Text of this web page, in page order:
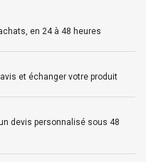
5.2
C, HDMI
bureautique avancé
en 24 à 48 heures
et échanger votre produit
devis personnalisé sous 48